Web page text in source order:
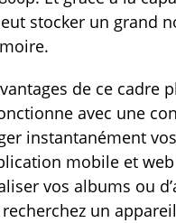
stocker un grand
de ce cadre
avec une
instantanément vos
mobile et
vos albums ou
un